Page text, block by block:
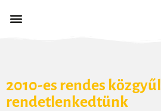
2010-es rendes
rendetlenkedtünk